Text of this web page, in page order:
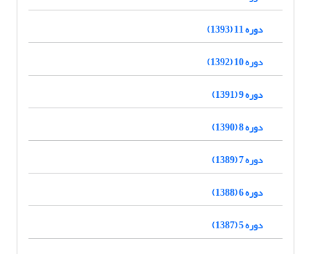
دوره 11 (1393)
دوره 10 (1392)
دوره 9 (1391)
دوره 8 (1390)
دوره 7 (1389)
دوره 6 (1388)
دوره 5 (1387)